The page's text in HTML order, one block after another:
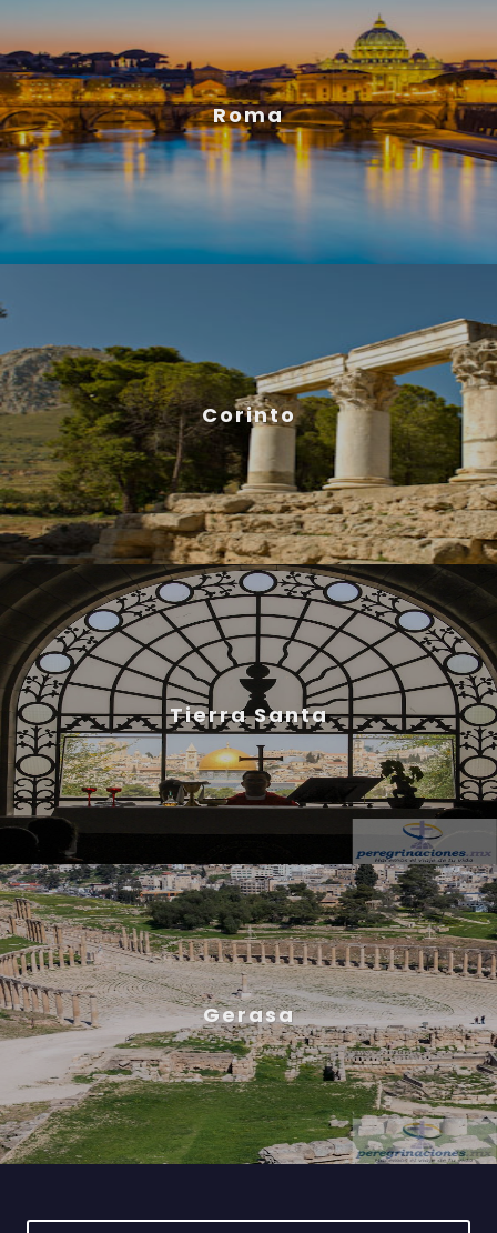
Roma
Corinto
Tierra Santa
Gerasa